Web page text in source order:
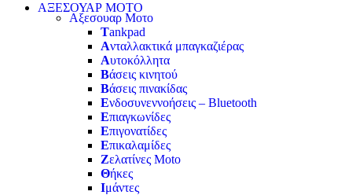
ΑΞΕΣΟΥΑΡ ΜΟΤΟ
Αξεσουαρ Μοτο
Tankpad
Ανταλλακτικά μπαγκαζιέρας
Αυτοκόλλητα
Βάσεις κινητού
Βάσεις πινακίδας
Ενδοσυνεννοήσεις – Bluetooth
Επιαγκωνίδες
Επιγονατίδες
Επικαλαμίδες
Ζελατίνες Moto
Θήκες
Ιμάντες